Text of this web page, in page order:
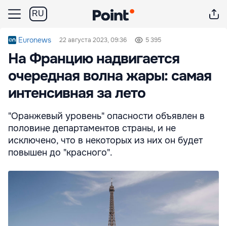
RU
Euronews 22 августа 2023, 09:36 5 395
На Францию надвигается
очередная волна жары: самая
интенсивная за лето
"Оранжевый уровень" опасности объявлен в
половине департаментов страны, и не
исключено, что в некоторых из них он будет
повышен до "красного".